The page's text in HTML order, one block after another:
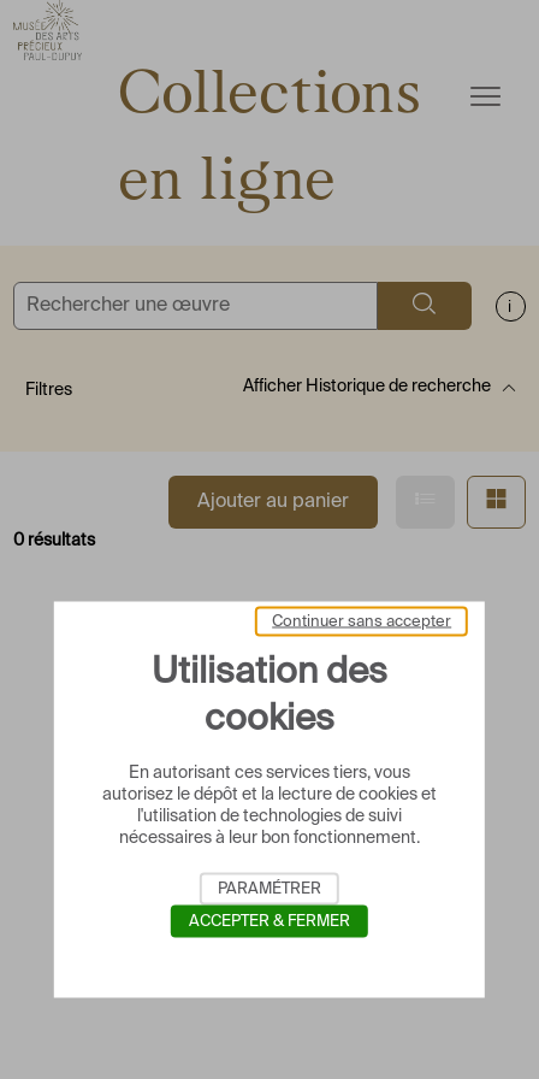
Accèder directement au contenu
Accèder directement au contenu
Collections
en ligne
Ouvrir
Rechercher
Filtres AfficherHistorique de recherche
0 résultats
Ajouter au panier Afficher
Utilisation des
cookies
En autorisant ces services tiers, vous
autorisez le dépôt et la lecture de cookies et
l'utilisation de technologies de suivi
nécessaires à leur bon fonctionnement.
Continuer sans accepter
PARAMÉTRER
ACCEPTER & FERMER